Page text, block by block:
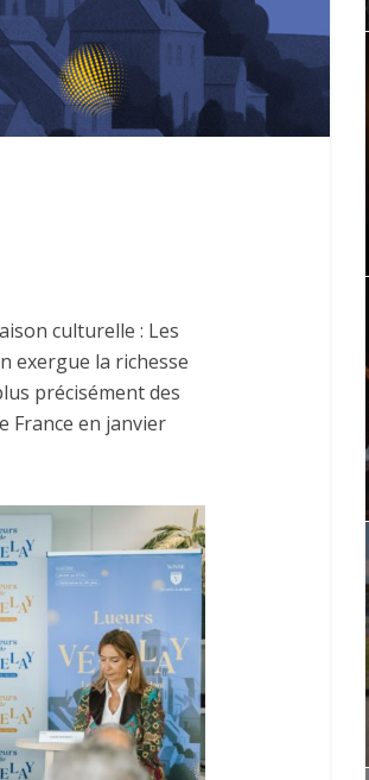
culturelle : Les
exergue la richesse
précisément des
France en janvier